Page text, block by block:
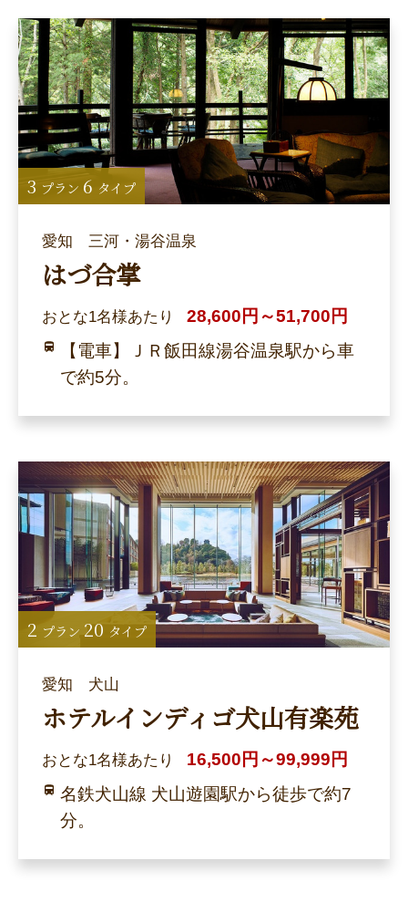
愛知 三河・湯谷温泉
はづ合掌
おとな1名様あたり
28,600円～51,700円
【電車】ＪＲ飯田線湯谷温泉駅から車
で約5分。
3 プラン 6 タイプ
愛知 犬山
ホテルインディゴ犬山有楽苑
おとな1名様あたり
16,500円～99,999円
名鉄犬山線 犬山遊園駅から徒歩で約7
分。
2 プラン 20 タイプ